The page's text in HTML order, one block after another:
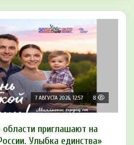
7 АВГУСТА 2026, 12:57 8
приглашают на
Улыбка единства»